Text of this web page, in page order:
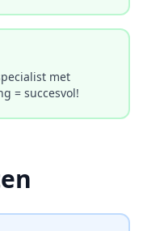
met
= succesvol!